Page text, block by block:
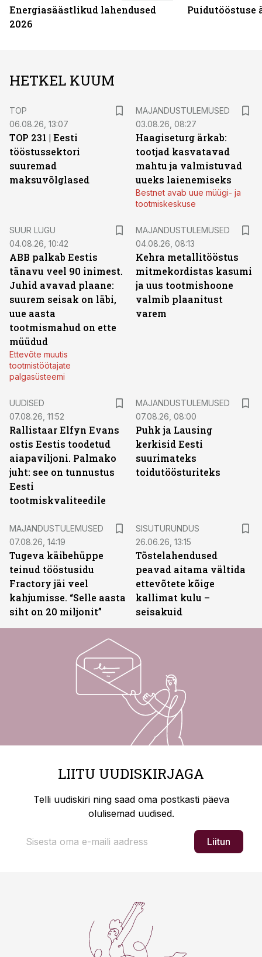
Energiasäästlikud lahendused
2026
Puidutööstuse
HETKEL KUUM
TOP
06.08.26, 13:07
TOP 231 | Eesti
tööstussektori
suuremad
maksuvõlglased
MAJANDUSTULEMUSED
03.08.26, 08:27
Haagiseturg ärkab:
tootjad kasvatavad
mahtu ja valmistuvad
uueks laienemiseks
Bestnet avab uue müügi- ja
tootmiskeskuse
SUUR LUGU
04.08.26, 10:42
ABB palkab Eestis
tänavu veel 90 inimest.
Juhid avavad plaane:
suurem seisak on läbi,
uue aasta
tootmismahud on ette
müüdud
Ettevõte muutis
tootmistöötajate
palgasüsteemi
MAJANDUSTULEMUSED
04.08.26, 08:13
Kehra metallitööstus
mitmekordistas kasumi
ja uus tootmishoone
valmib plaanitust
varem
UUDISED
07.08.26, 11:52
Rallistaar Elfyn Evans
ostis Eestis toodetud
aiapaviljoni. Palmako
juht: see on tunnustus
Eesti
tootmiskvaliteedile
MAJANDUSTULEMUSED
07.08.26, 08:00
Puhk ja Lausing
kerkisid Eesti
suurimateks
toidutöösturiteks
MAJANDUSTULEMUSED
07.08.26, 14:19
Tugeva käibehüppe
teinud tööstusidu
Fractory jäi veel
kahjumisse. “Selle aasta
siht on 20 miljonit”
SISUTURUNDUS
26.06.26, 13:15
Tõstelahendused
peavad aitama vältida
ettevõtete kõige
kallimat kulu –
seisakuid
LIITU UUDISKIRJAGA
Telli uudiskiri ning saad oma postkasti päeva
olulisemad uudised.
Liitun